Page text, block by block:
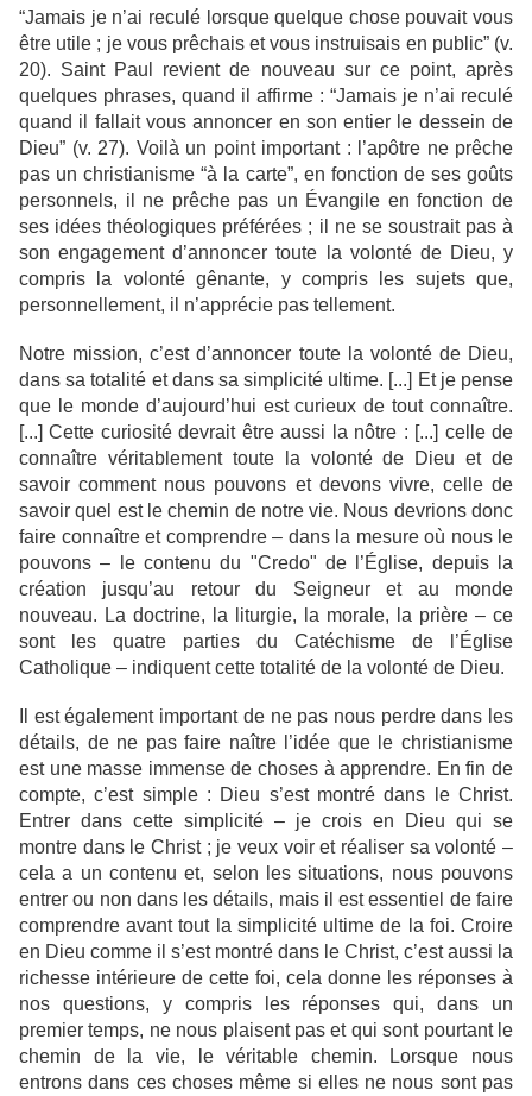
“Jamais je n’ai reculé lorsque quelque chose pouvait vous
être utile ; je vous prêchais et vous instruisais en public” (v.
20). Saint Paul revient de nouveau sur ce point, après
quelques phrases, quand il affirme : “Jamais je n’ai reculé
quand il fallait vous annoncer en son entier le dessein de
Dieu” (v. 27). Voilà un point important : l’apôtre ne prêche
pas un christianisme “à la carte”, en fonction de ses goûts
personnels, il ne prêche pas un Évangile en fonction de
ses idées théologiques préférées ; il ne se soustrait pas à
son engagement d’annoncer toute la volonté de Dieu, y
compris la volonté gênante, y compris les sujets que,
personnellement, il n’apprécie pas tellement.
Notre mission, c’est d’annoncer toute la volonté de Dieu,
dans sa totalité et dans sa simplicité ultime. [...] Et je pense
que le monde d’aujourd’hui est curieux de tout connaître.
[...] Cette curiosité devrait être aussi la nôtre : [...] celle de
connaître véritablement toute la volonté de Dieu et de
savoir comment nous pouvons et devons vivre, celle de
savoir quel est le chemin de notre vie. Nous devrions donc
faire connaître et comprendre – dans la mesure où nous le
pouvons – le contenu du "Credo" de l’Église, depuis la
création jusqu’au retour du Seigneur et au monde
nouveau. La doctrine, la liturgie, la morale, la prière – ce
sont les quatre parties du Catéchisme de l’Église
Catholique – indiquent cette totalité de la volonté de Dieu.
Il est également important de ne pas nous perdre dans les
détails, de ne pas faire naître l’idée que le christianisme
est une masse immense de choses à apprendre. En fin de
compte, c’est simple : Dieu s’est montré dans le Christ.
Entrer dans cette simplicité – je crois en Dieu qui se
montre dans le Christ ; je veux voir et réaliser sa volonté –
cela a un contenu et, selon les situations, nous pouvons
entrer ou non dans les détails, mais il est essentiel de faire
comprendre avant tout la simplicité ultime de la foi. Croire
en Dieu comme il s’est montré dans le Christ, c’est aussi la
richesse intérieure de cette foi, cela donne les réponses à
nos questions, y compris les réponses qui, dans un
premier temps, ne nous plaisent pas et qui sont pourtant le
chemin de la vie, le véritable chemin. Lorsque nous
entrons dans ces choses même si elles ne nous sont pas